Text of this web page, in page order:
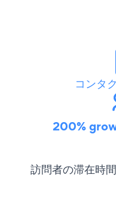
コンタ
200%
訪問者の滞在時間